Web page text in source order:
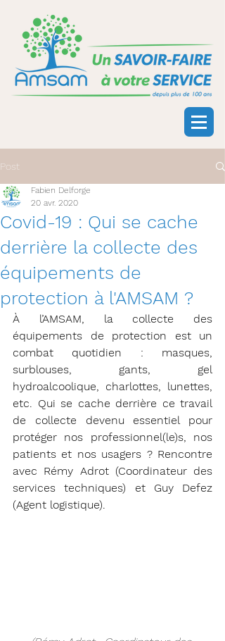
Post
Covid-19 : Qui se cache
derrière la collecte des
équipements de
protection à l'AMSAM ?
Fabien Delforge
20 avr. 2020
À l’AMSAM, la collecte des
équipements de protection est un
combat quotidien : masques,
surblouses, gants, gel
hydroalcoolique, charlottes, lunettes,
etc. Qui se cache derrière ce travail
de collecte devenu essentiel pour
protéger nos professionnel(le)s, nos
patients et nos usagers ? Rencontre
avec Rémy Adrot (Coordinateur des
services techniques) et Guy Defez
(Agent logistique).